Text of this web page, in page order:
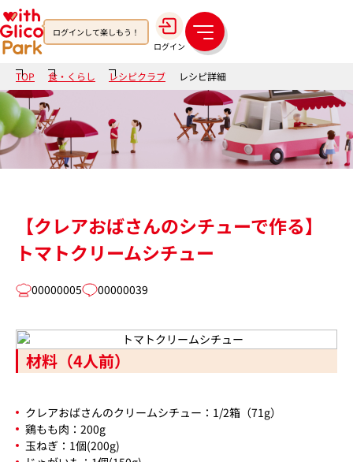
ログインして楽しもう！
ログイン
メ
ニ
ュ
ー
TOP 食・くらし レシピクラブ レシピ詳細
【クレアおばさんのシチューで作る】
トマトクリームシチュー
00000005 00000039
材料（4人前）
クレアおばさんのクリームシチュー：1/2箱（71g）
鶏もも肉：200g
玉ねぎ：1個(200g)